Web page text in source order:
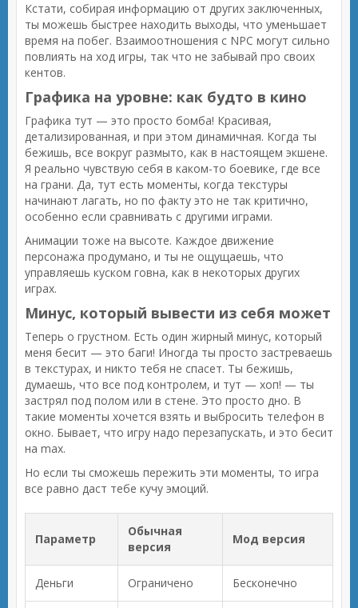
Кстати, собирая информацию от других заключенных,
ты можешь быстрее находить выходы, что уменьшает
время на побег. Взаимоотношения с NPC могут сильно
повлиять на ход игры, так что не забывай про своих
кентов.
Графика на уровне: как будто в кино
Графика тут — это просто бомба! Красивая,
детализированная, и при этом динамичная. Когда ты
бежишь, все вокруг размыто, как в настоящем экшене.
Я реально чувствую себя в каком-то боевике, где все
на грани. Да, тут есть моменты, когда текстуры
начинают лагать, но по факту это не так критично,
особенно если сравнивать с другими играми.
Анимации тоже на высоте. Каждое движение
персонажа продумано, и ты не ощущаешь, что
управляешь куском говна, как в некоторых других
играх.
Минус, который вывести из себя может
Теперь о грустном. Есть один жирный минус, который
меня бесит — это баги! Иногда ты просто застреваешь
в текстурах, и никто тебя не спасет. Ты бежишь,
думаешь, что все под контролем, и тут — хоп! — ты
застрял под полом или в стене. Это просто дно. В
такие моменты хочется взять и выбросить телефон в
окно. Бывает, что игру надо перезапускать, и это бесит
на max.
Но если ты сможешь пережить эти моменты, то игра
все равно даст тебе кучу эмоций.
Параметр
Обычная
версия
Мод версия
Деньги Ограничено Бесконечно